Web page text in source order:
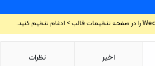
اخیر نظرات